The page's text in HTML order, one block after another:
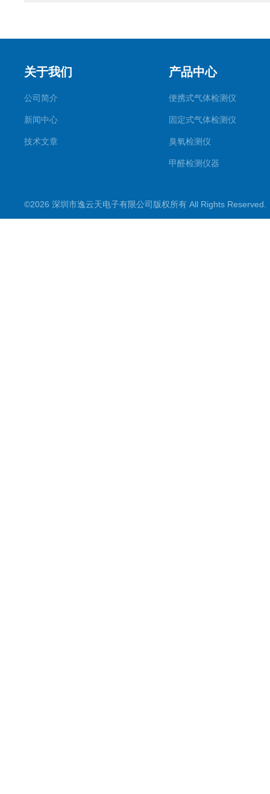
关于我们
公司简介
新闻中心
技术文章
产品中心
便携式气体检测仪
固定式气体检测仪
臭氧检测仪
甲醛检测仪器
气体报警控制主机
©2026 深圳市逸云天电子有限公司版权所有 All Rights